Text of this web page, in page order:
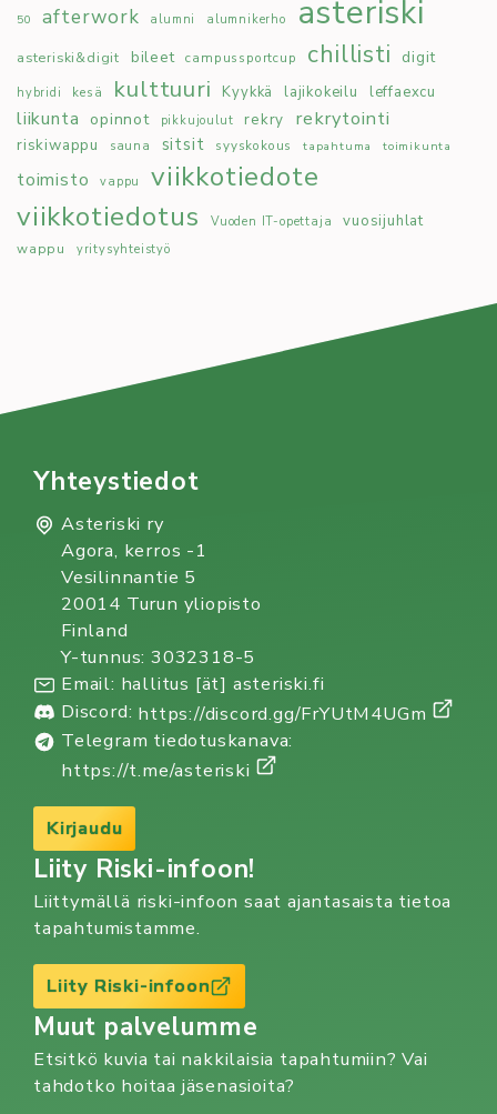
50 afterwork alumni alumnikerho asteriski
asteriski&digit bileet campussportcup chillisti digit
hybridi kesä kulttuuri Kyykkä lajikokeilu leffaexcu
liikunta opinnot pikkujoulut rekry rekrytointi
riskiwappu sauna sitsit syyskokous tapahtuma toimikunta
toimisto vappu
viikkotiedote
viikkotiedotus
Vuoden IT-opettaja vuosijuhlat
wappu yritysyhteistyö
Yhteystiedot
Asteriski ry
Agora, kerros -1
Vesilinnantie 5
20014 Turun yliopisto
Finland
Y-tunnus: 3032318-5
Email: hallitus [ät] asteriski.fi
Discord: https://discord.gg/FrYUtM4UGm
Telegram tiedotuskanava:
https://t.me/asteriski
Kirjaudu
Liity Riski-infoon!
Liittymällä riski-infoon saat ajantasaista tietoa
tapahtumistamme.
Liity Riski-infoon
Muut palvelumme
Etsitkö kuvia tai nakkilaisia tapahtumiin? Vai
tahdotko hoitaa jäsenasioita?